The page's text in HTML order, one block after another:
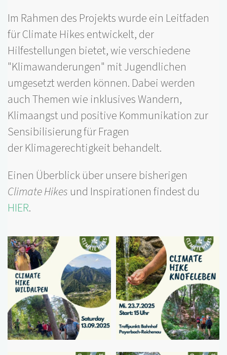
Im Rahmen des Projekts wurde ein Leitfaden
für Climate Hikes entwickelt, der
Hilfestellungen bietet, wie verschiedene
"Klimawanderungen" mit Jugendlichen
umgesetzt werden können. Dabei werden
auch Themen wie inklusives Wandern,
Klimaangst und positive Kommunikation zur
Sensibilisierung für Fragen
der Klimagerechtigkeit behandelt.
Einen Überblick über unsere bisherigen
Climate Hikes und Inspirationen findest du
HIER.
Foto Foto